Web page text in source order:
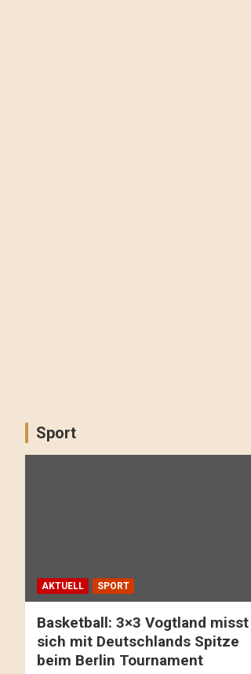
Sport
AKTUELL SPORT
Basketball: 3×3 Vogtland misst
sich mit Deutschlands Spitze
beim Berlin Tournament